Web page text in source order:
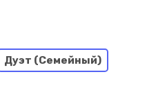
Дуэт (Семейный)